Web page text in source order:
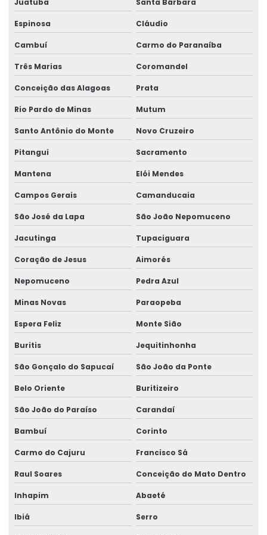
Representação swf krantechnik brasil
Retrofit de pontes rolantes
Sensor anti colisão ponte rolante
Serviço De Manutenção Preventiva
Serviço De Montagem De Elevadores De Carga
Serviço De Reforma De Pontes Rolantes
Sistema De Içamento Com Trole Motorizado
Sistema festoon para pontes rolantes
Talha De Cabo Aço Com Monitoramento
Talha De Cabo De Aço Eletrônica
Talha De Cinta Aço Carbono
Talha De Cinta Elétrica Aço Carbono Versátil
Talha Elétrica
Talha Elétrica 125 Kg A 5 Toneladas
Talha Elétrica Aço Carbono
Talha Elétrica Aço Inox
Talha Elétrica Baixa Altura
Talha Elétrica Cabo De Aço
Talha Elétrica Capacidade 5 Toneladas
Espinosa Cláudio
Cambuí Carmo do Paranaíba
Três Marias Coromandel
Conceição das Alagoas Prata
Rio Pardo de Minas Mutum
Santo Antônio do Monte Novo Cruzeiro
Pitangui Sacramento
Mantena Elói Mendes
Campos Gerais Camanducaia
São José da Lapa São João Nepomuceno
Jacutinga Tupaciguara
Coração de Jesus Aimorés
Nepomuceno Pedra Azul
Minas Novas Paraopeba
Espera Feliz Monte Sião
Buritis Jequitinhonha
São Gonçalo do Sapucaí São João da Ponte
Belo Oriente Buritizeiro
São João do Paraíso Carandaí
Bambuí Corinto
Carmo do Cajuru Francisco Sá
Raul Soares Conceição do Mato Dentro
Inhapim Abaeté
Ibiá Serro